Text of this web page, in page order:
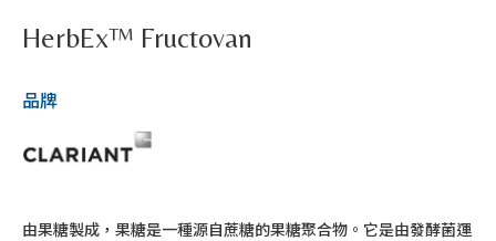
HerbEx™ Fructovan
品牌
由果糖製成，果糖是一種源自蔗糖的果糖聚合物。它是由發酵菌運